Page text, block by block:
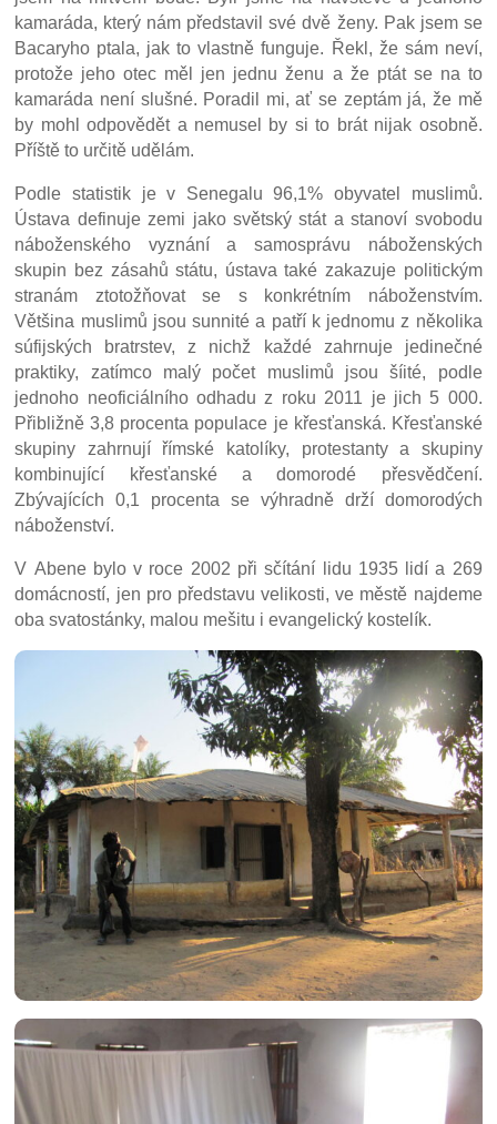
kamaráda, který nám představil své dvě ženy. Pak jsem se
Bacaryho ptala, jak to vlastně funguje. Řekl, že sám neví,
protože jeho otec měl jen jednu ženu a že ptát se na to
kamaráda není slušné. Poradil mi, ať se zeptám já, že mě
by mohl odpovědět a nemusel by si to brát nijak osobně.
Příště to určitě udělám.
Podle statistik je v Senegalu 96,1% obyvatel muslimů.
Ústava definuje zemi jako světský stát a stanoví svobodu
náboženského vyznání a samosprávu náboženských
skupin bez zásahů státu, ústava také zakazuje politickým
stranám ztotožňovat se s konkrétním náboženstvím.
Většina muslimů jsou sunnité a patří k jednomu z několika
súfijských bratrstev, z nichž každé zahrnuje jedinečné
praktiky, zatímco malý počet muslimů jsou šíité, podle
jednoho neoficiálního odhadu z roku 2011 je jich 5 000.
Přibližně 3,8 procenta populace je křesťanská. Křesťanské
skupiny zahrnují římské katolíky, protestanty a skupiny
kombinující křesťanské a domorodé přesvědčení.
Zbývajících 0,1 procenta se výhradně drží domorodých
náboženství.
V Abene bylo v roce 2002 při sčítání lidu 1935 lidí a 269
domácností, jen pro představu velikosti, ve městě najdeme
oba svatostánky, malou mešitu i evangelický kostelík.